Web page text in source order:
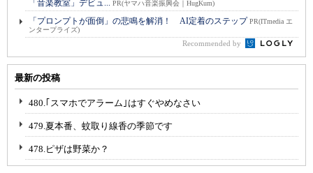
「音楽教室」デビュ... PR(ヤマハ音楽振興会｜HugKum)
「プロンプトが面倒」の悲鳴を解消！ AI定着のステップPR(ITmedia エ
ンタープライズ)
Recommended by
最新の投稿
480.｢スマホでアラーム｣はすぐやめなさい
479.夏本番、蚊取り線香の季節です
478.ピザは野菜か？